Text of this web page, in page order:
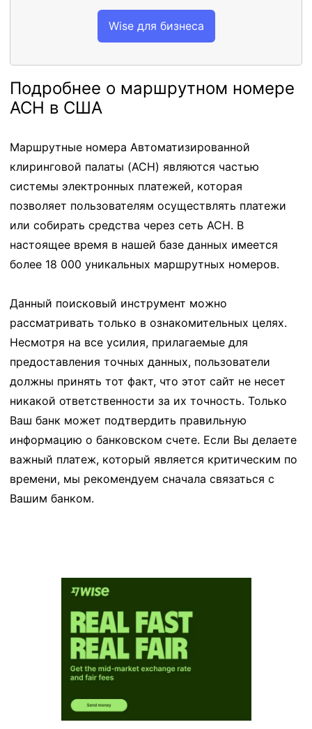
Wise для бизнеса
Подробнее о маршрутном номере
ACH в США
Маршрутные номера Автоматизированной
клиринговой палаты (ACH) являются частью
системы электронных платежей, которая
позволяет пользователям осуществлять платежи
или собирать средства через сеть ACH. В
настоящее время в нашей базе данных имеется
более 18 000 уникальных маршрутных номеров.
Данный поисковый инструмент можно
рассматривать только в ознакомительных целях.
Несмотря на все усилия, прилагаемые для
предоставления точных данных, пользователи
должны принять тот факт, что этот сайт не несет
никакой ответственности за их точность. Только
Ваш банк может подтвердить правильную
информацию о банковском счете. Если Вы делаете
важный платеж, который является критическим по
времени, мы рекомендуем сначала связаться с
Вашим банком.